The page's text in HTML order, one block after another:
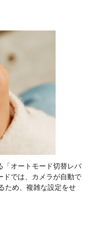
「オートモード切替レバ
ドでは、カメラが自動で
ため、複雑な設定をせ